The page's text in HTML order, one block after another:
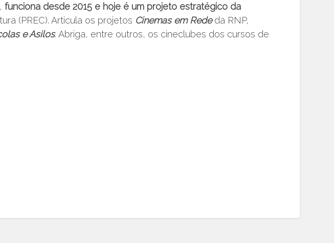
funciona desde 2015 e hoje é um projeto estratégico da
(PREC). Articula os projetos Cinemas em Rededa RNP,
e Asilos. Abriga, entre outros, os cineclubes dos cursos de